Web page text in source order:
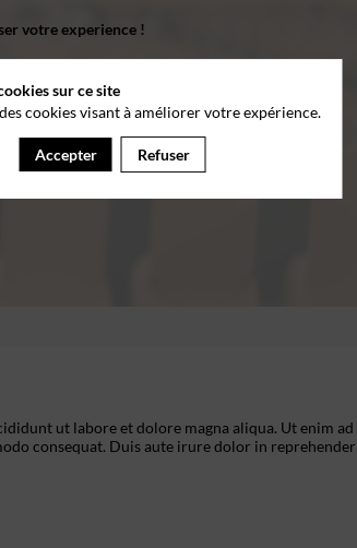
votre experience !
ut labore et dolore magna aliqua. Ut enim ad
consequat. Duis aute irure dolor in
sur ce site
cookies visant à améliorer votre expérience.
Accepter Refuser